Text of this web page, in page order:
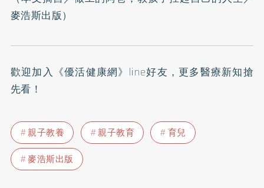
麥浩斯出版）
歡迎加入 《優活健康網》line好友 ，更多醫療新知搶
先看！
親子教養 親子教育
育兒
麥浩斯出版